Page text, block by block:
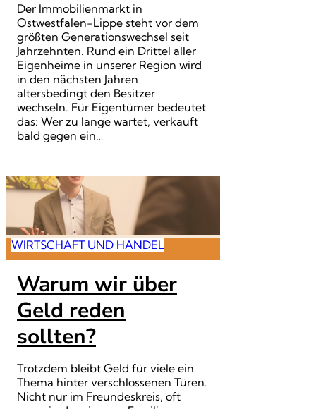
Der Immobilienmarkt in
Ostwestfalen-Lippe steht vor dem
größten Generationswechsel seit
Jahrzehnten. Rund ein Drittel aller
Eigenheime in unserer Region wird
in den nächsten Jahren
altersbedingt den Besitzer
wechseln. Für Eigentümer bedeutet
das: Wer zu lange wartet, verkauft
bald gegen ein…
WIRTSCHAFT UND HANDEL
Warum wir über
Geld reden
sollten?
Trotzdem bleibt Geld für viele ein
Thema hinter verschlossenen Türen.
Nicht nur im Freundeskreis, oft